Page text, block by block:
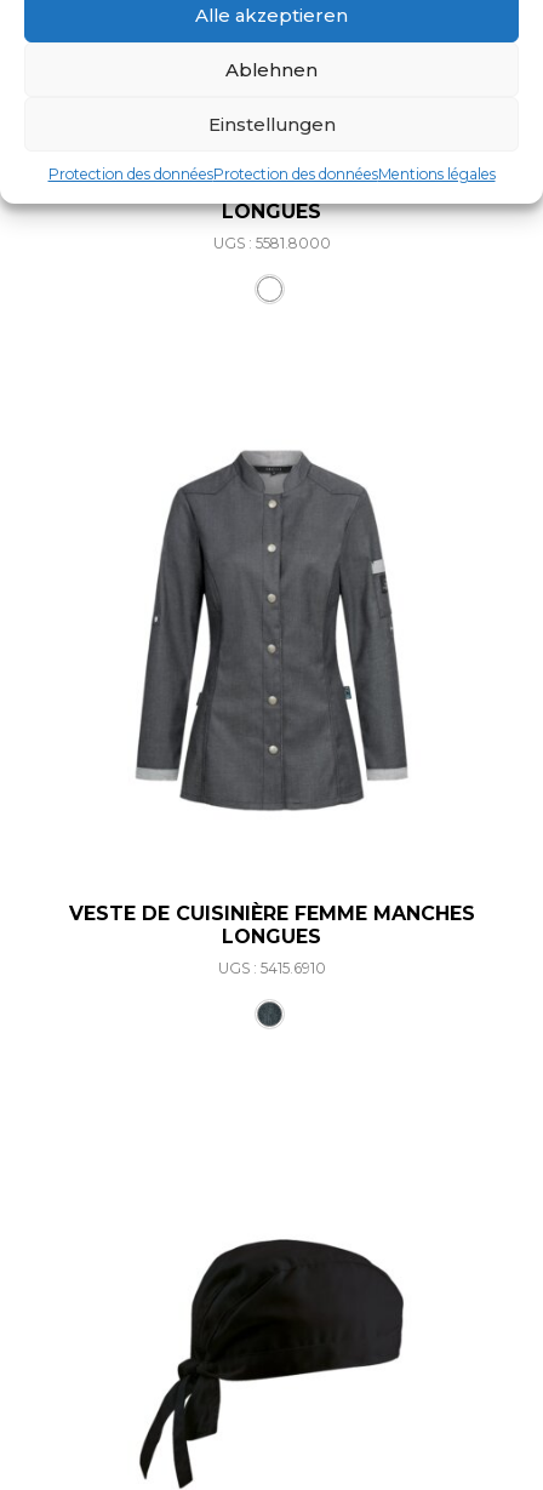
Alle akzeptieren
Ablehnen
Einstellungen
Protection des donnéesProtection des donnéesMentions légales
VESTE DE CUISINIER HOMME MANCHES
LONGUES
UGS : 5581.8000
VESTE DE CUISINIÈRE FEMME MANCHES
LONGUES
UGS : 5415.6910